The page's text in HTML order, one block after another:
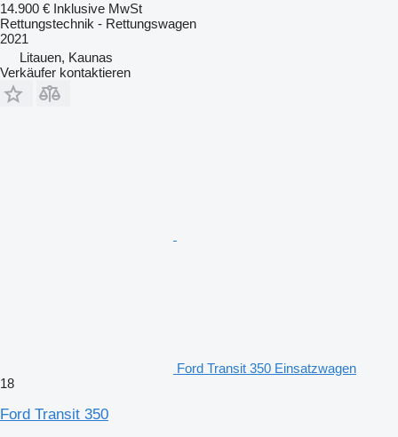
14.900 € Inklusive MwSt
Rettungstechnik - Rettungswagen
2021
Litauen, Kaunas
Verkäufer kontaktieren
Ford Transit 350 Einsatzwagen
18
Ford Transit 350